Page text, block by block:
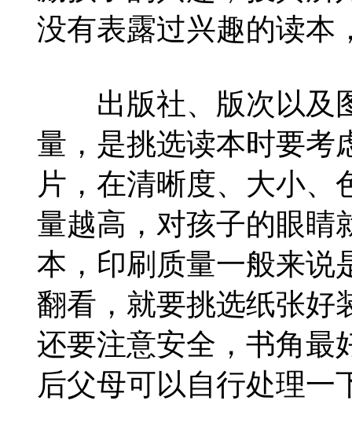
没有表露过兴趣的读本
出版社、版次以及
量，是挑选读本时要考
片，在清晰度、大小、
量越高，对孩子的眼睛
本，印刷质量一般来说
翻看，就要挑选纸张好
还要注意安全，书角最
后父母可以自行处理一